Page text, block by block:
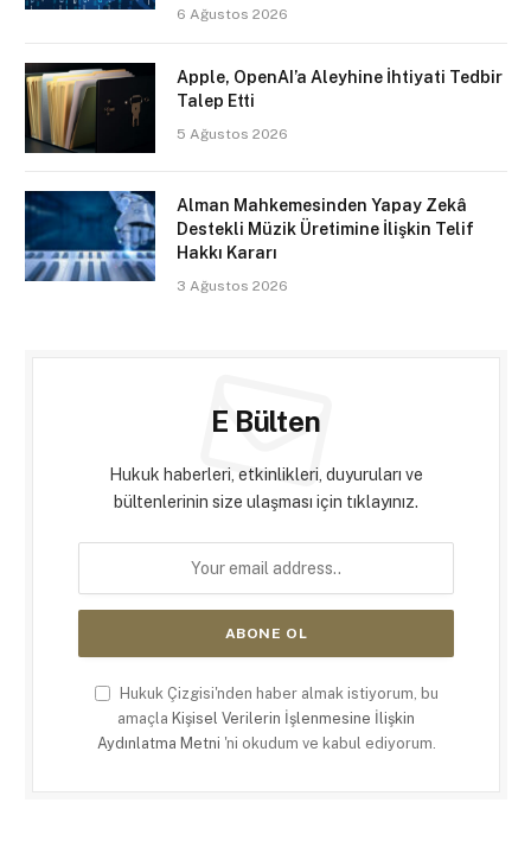
6 Ağustos 2026
Apple, OpenAI’a Aleyhine İhtiyati Tedbir
Talep Etti
5 Ağustos 2026
Alman Mahkemesinden Yapay Zekâ
Destekli Müzik Üretimine İlişkin Telif
Hakkı Kararı
3 Ağustos 2026
E Bülten
Hukuk haberleri, etkinlikleri, duyuruları ve
bültenlerinin size ulaşması için tıklayınız.
Hukuk Çizgisi'nden haber almak istiyorum, bu
amaçla Kişisel Verilerin İşlenmesine İlişkin
Aydınlatma Metni 'ni okudum ve kabul ediyorum.